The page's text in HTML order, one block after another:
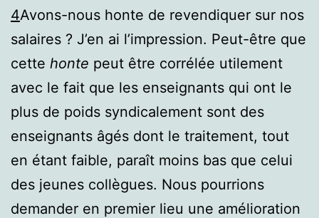
4Avons-nous honte de revendiquer sur nos
salaires ? J’en ai l’impression. Peut-être que
cette honte peut être corrélée utilement
avec le fait que les enseignants qui ont le
plus de poids syndicalement sont des
enseignants âgés dont le traitement, tout
en étant faible, paraît moins bas que celui
des jeunes collègues. Nous pourrions
demander en premier lieu une amélioration